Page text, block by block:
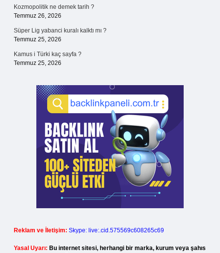
Kozmopolitik ne demek tarih ?
Temmuz 26, 2026
Süper Lig yabanci kuralı kalktı mı ?
Temmuz 25, 2026
Kamus i Türki kaç sayfa ?
Temmuz 25, 2026
Reklam ve İletişim: Skype: live:.cid.575569c608265c69
Yasal Uyarı: Bu internet sitesi, herhangi bir marka, kurum veya şahıs